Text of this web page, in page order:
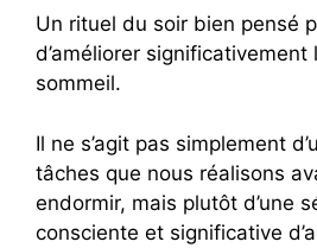
Un rituel du soir bien pensé
d’améliorer
sommeil.
Il ne s’agit pas simplement
tâches que nous réalisons
endormir, mais plutôt d’une
consciente et significative